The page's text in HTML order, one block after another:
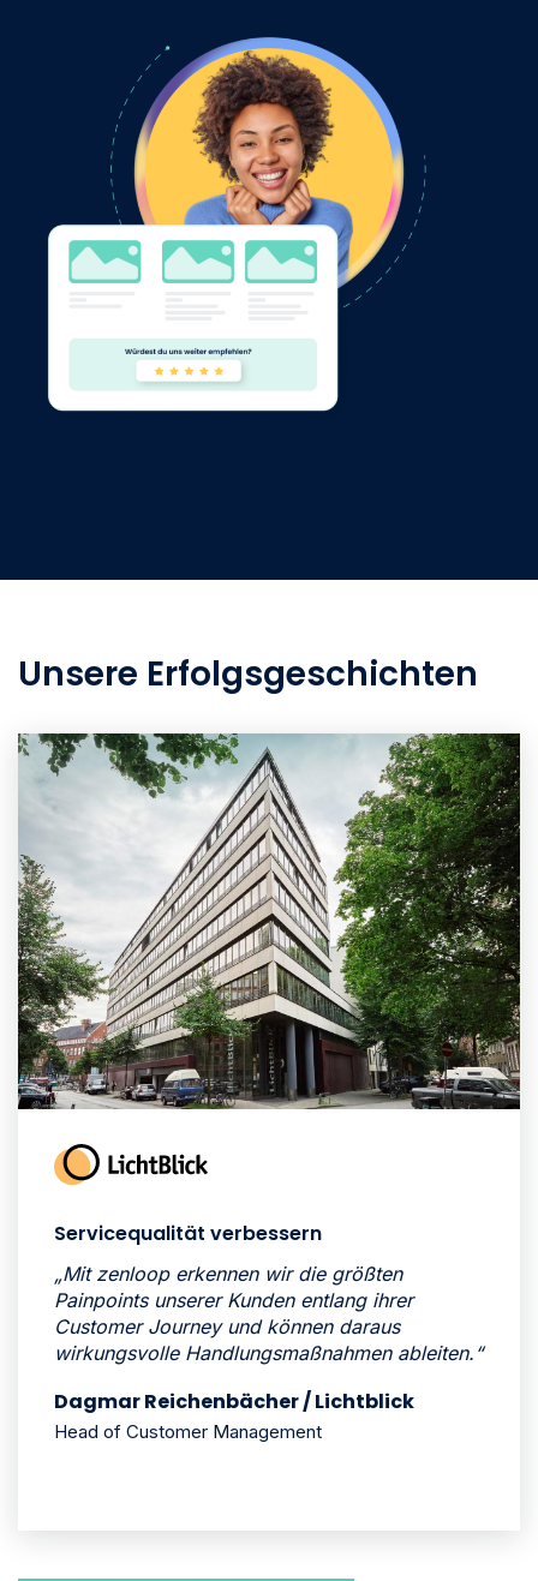
Unsere Erfolgsgeschichten
Servicequalität verbessern
„Mit zenloop erkennen wir die größten
Painpoints unserer Kunden entlang ihrer
Customer Journey und können daraus
wirkungsvolle Handlungsmaßnahmen ableiten.“
Dagmar Reichenbächer / Lichtblick
Head of Customer Management